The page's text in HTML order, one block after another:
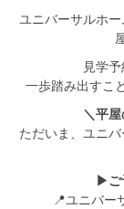
ユニバーサルホ
見学
一歩踏み出すこ
＼平
ただいま、ユニ
▶ご
📍ユニバー